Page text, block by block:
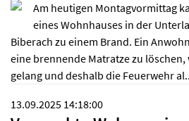
Am heutigen Montagvormittag
eines Wohnhauses in der
Biberach zu einem Brand. Ein
eine brennende Matratze zu
gelang und deshalb die Feuerwehr
13.09.2025 14:18:00